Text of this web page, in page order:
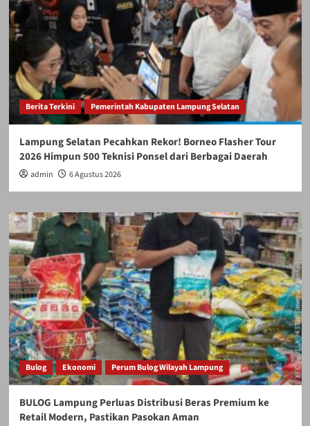
Berita Terkini Pemerintah Kabupaten Lampung Selatan
Lampung Selatan Pecahkan Rekor! Borneo Flasher Tour
2026 Himpun 500 Teknisi Ponsel dari Berbagai Daerah
admin 6 Agustus 2026
Bulog Ekonomi Perum Bulog Wilayah Lampung
BULOG Lampung Perluas Distribusi Beras Premium ke
Retail Modern, Pastikan Pasokan Aman